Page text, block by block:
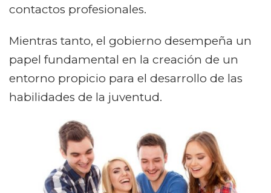
contactos profesionales.
Mientras tanto, el gobierno desempeña un
papel fundamental en la creación de un
entorno propicio para el desarrollo de las
habilidades de la juventud.